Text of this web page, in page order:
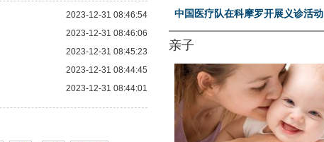
2023-12-31 08:46:54
2023-12-31 08:46:06
2023-12-31 08:45:23
2023-12-31 08:44:45
2023-12-31 08:44:01
中国医疗队在科摩罗开展义诊活动
亲子